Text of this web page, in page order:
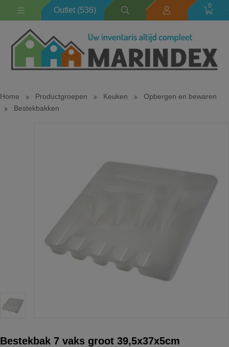
Outlet (536) 0
Home Productgroepen Keuken
Opbergen en bewaren
Bestekbakken
Bestekbak 7 vaks groot 39,5x37x5cm